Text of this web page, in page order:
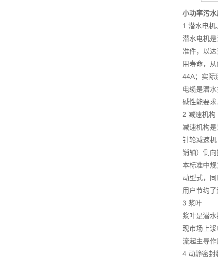
小功率污
1 潜水电机
潜水电机
准件，以
用寿命，
44A；实际
电缆是潜
碱性能要
2 减速机构
减速机构
针轮减速
销轴）侧
本标准中
动型式，
用户节约
3 浆叶
浆叶是潜
现市场上
流起主导
4 动静密封